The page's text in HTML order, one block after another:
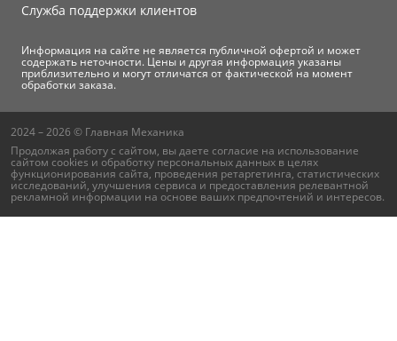
Служба поддержки клиентов
Информация на сайте не является публичной офертой и может
содержать неточности. Цены и другая информация указаны
приблизительно и могут отличатся от фактической на момент
обработки заказа.
2024 – 2026 © Главная Механика
Продолжая работу с сайтом, вы даете согласие на использование
сайтом cookies и обработку персональных данных в целях
функционирования сайта, проведения ретаргетинга, статистических
исследований, улучшения сервиса и предоставления релевантной
рекламной информации на основе ваших предпочтений и интересов.